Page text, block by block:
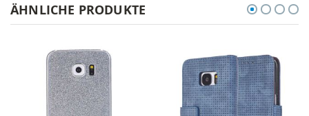
ÄHNLICHE PRODUKTE